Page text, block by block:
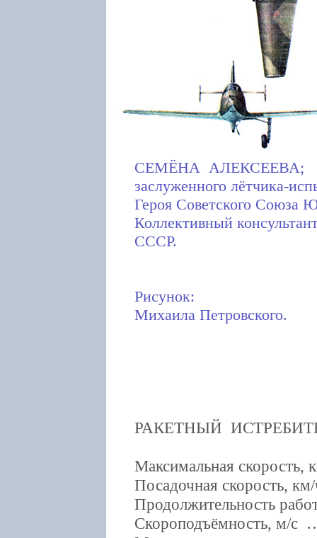
СЕМЁНА АЛЕКСЕЕВА;
заслуженного лётчика-
Героя Советского
Коллективный
СССР.
Рисунок:
Михаила Петровского.
РАКЕТНЫЙ
Максимальная
Посадочная
Продолжительность
Скороподъёмность,